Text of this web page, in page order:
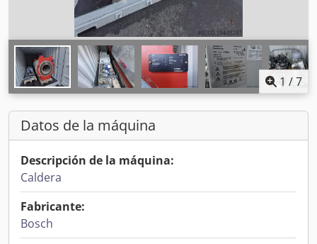
1 /7
Datos de la máquina
Descripción de la máquina:
Caldera
Fabricante:
Bosch